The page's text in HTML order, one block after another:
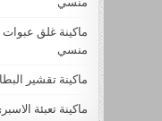
ماكينة غلق
منسي
ماكينة تقشير
ماكينة تعبئة